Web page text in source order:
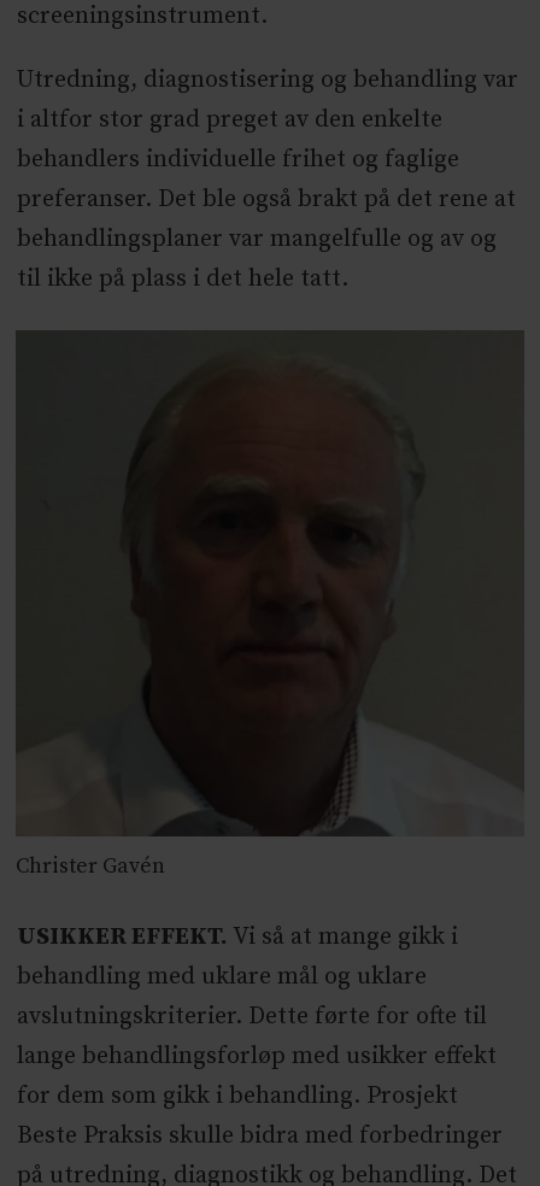
screeningsinstrument.
Utredning, diagnostisering og behandling var
i altfor stor grad preget av den enkelte
behandlers individuelle frihet og faglige
preferanser. Det ble også brakt på det rene at
behandlingsplaner var mangelfulle og av og
til ikke på plass i det hele tatt.
Christer Gavén
USIKKER EFFEKT. Vi så at mange gikk i
behandling med uklare mål og uklare
avslutningskriterier. Dette førte for ofte til
lange behandlingsforløp med usikker effekt
for dem som gikk i behandling. Prosjekt
Beste Praksis skulle bidra med forbedringer
på utredning, diagnostikk og behandling. Det